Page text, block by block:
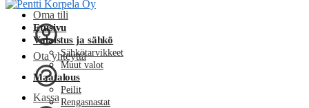
Oma tili
Ota yhteyttä
Kassa
Etusivu
Valaistus ja sähkö
Sähkötarvikkeet
Muut valot
Maatalous
Peilit
Rengasnastat